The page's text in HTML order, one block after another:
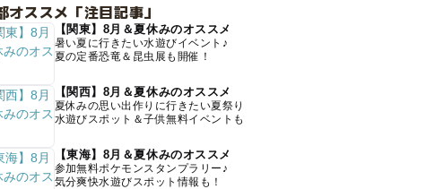
オススメ「注目記事」
【関東】8月＆夏休みのオススメ
暑い夏に行きたい水遊びイベント♪
夏の定番恐竜＆昆虫展も開催！
【関西】8月＆夏休みのオススメ
夏休みの思い出作りに行きたい夏祭り
水遊びスポット＆子供無料イベントも
【東海】8月＆夏休みのオススメ
参加無料ポケモンスタンプラリー♪
気分爽快水遊びスポット情報も！